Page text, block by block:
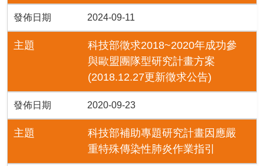
發佈日期 2024-09-11
主題
科技部徵求2018~2020年成功參
與歐盟團隊型研究計畫方案
(2018.12.27更新徵求公告)
發佈日期 2020-09-23
主題
科技部補助專題研究計畫因應嚴
重特殊傳染性肺炎作業指引